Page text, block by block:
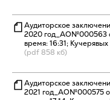
Аудиторское
2020 год_АО№000563
время: 16:31;
(pdf 858 кб)
Аудиторское
2021 год_АО№000575